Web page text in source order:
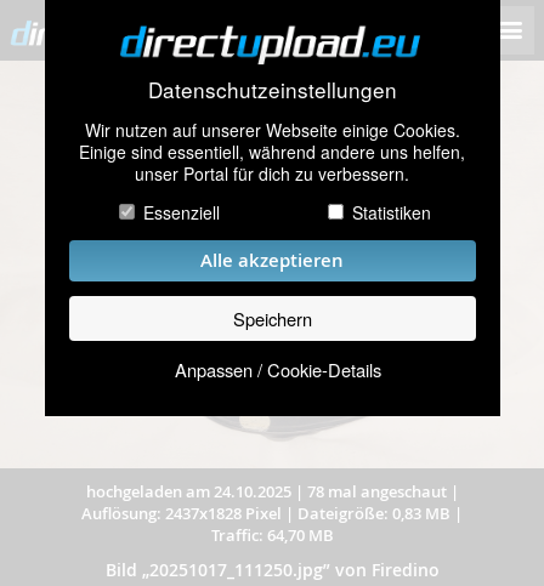
Datenschutzeinstellungen
Wir nutzen auf unserer Webseite einige Cookies.
Einige sind essentiell, während andere uns helfen,
unser Portal für dich zu verbessern.
Essenziell
Statistiken
Alle akzeptieren
Speichern
Anpassen / Cookie-Details
hochgeladen am 24.10.2025| 78 mal angeschaut|
Auflösung: 2437x1828 Pixel | Dateigröße: 0,83 MB |
Traffic: 64,70 MB
Bild „20251017_111250.jpg” von Firedino